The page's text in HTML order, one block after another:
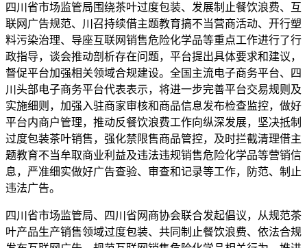
四川省市场监管局围绕茶叶过度包装、发展制止餐饮浪费、互
联网广告规范、川召持续借主题教育搞不当营商活动、开行塑
料污染治理、导座互联网销售危险化学品等重点工作进行了行
政指导，谈会推动剖析存在问题，平台提出具体要求和建议，
督促平台加强相关领域合规建设。全国主流电子商务平台、四
川头部电子商务平台代表表示，将进一步完善平台交易规则及
实施细则，加强入驻商家审核和商品信息发布检查监控，做好
平台内商户管理，推动反餐饮浪费工作向纵深发展，坚决抵制
过度包装茶叶销售，强化禁限售商品管控，及时拦截清理借主
题教育不当牟取商业利益及违法违规销售危险化学品等营销信
息，严准细实做好广告查验、审查和记录等工作，防范、制止
违法广告。
四川省市场监管局、四川省网商协会联合发起倡议，从规范茶
叶产品生产销售领域过度包装、共同制止餐饮浪费、依法合规